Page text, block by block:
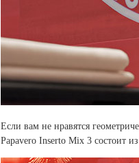
Если вам не нравятся
Papavero Inserto Mix 3 состоит